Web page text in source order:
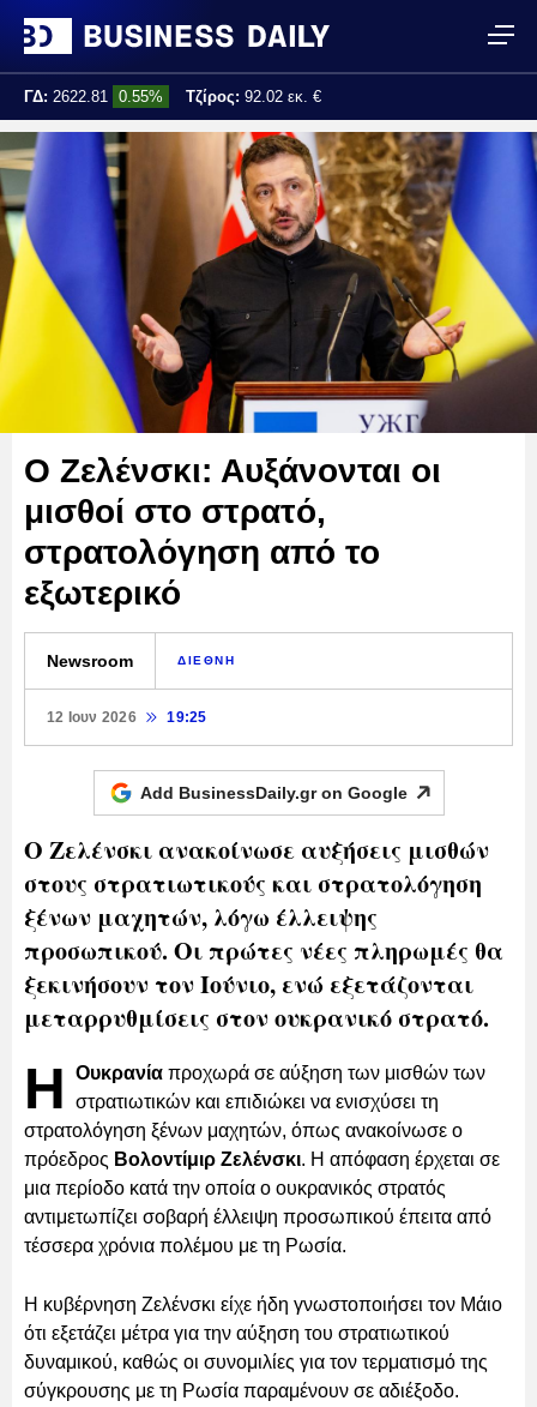
ΓΔ: 2622.81 0.55% Τζίρος: 92.02 εκ. €
Τελ. ενημέρωση:
Ο Ζελένσκι: Αυξάνονται οι
μισθοί στο στρατό,
στρατολόγηση από το
εξωτερικό
Newsroom ΔΙΕΘΝΗ
12 Ιουν 2026 19:25
Add BusinessDaily.gr on Google
Ο Ζελένσκι ανακοίνωσε αυξήσεις μισθών
στους στρατιωτικούς και στρατολόγηση
ξένων μαχητών, λόγω έλλειψης
προσωπικού. Οι πρώτες νέες πληρωμές θα
ξεκινήσουν τον Ιούνιο, ενώ εξετάζονται
μεταρρυθμίσεις στον ουκρανικό στρατό.
Η Ουκρανία προχωρά σε αύξηση των μισθών των
στρατιωτικών και επιδιώκει να ενισχύσει τη
στρατολόγηση ξένων μαχητών, όπως ανακοίνωσε ο
πρόεδρος Βολοντίμιρ Ζελένσκι. Η απόφαση έρχεται σε
μια περίοδο κατά την οποία ο ουκρανικός στρατός
αντιμετωπίζει σοβαρή έλλειψη προσωπικού έπειτα από
τέσσερα χρόνια πολέμου με τη Ρωσία.
Η κυβέρνηση Ζελένσκι είχε ήδη γνωστοποιήσει τον Μάιο
ότι εξετάζει μέτρα για την αύξηση του στρατιωτικού
δυναμικού, καθώς οι συνομιλίες για τον τερματισμό της
σύγκρουσης με τη Ρωσία παραμένουν σε αδιέξοδο.